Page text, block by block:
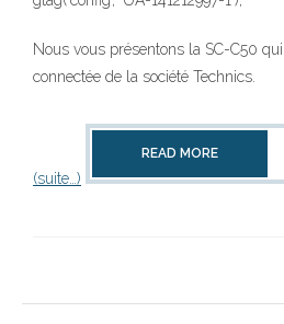
Nous vous présentons la SC-C50
connectée de la société Technics.
(suite…)
READ MORE